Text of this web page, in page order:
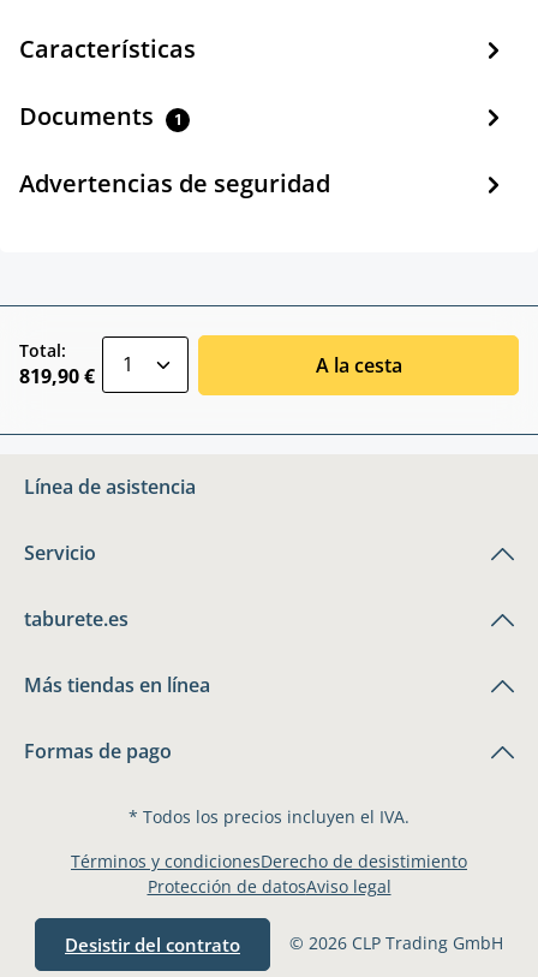
Características
Documents 1
Advertencias de seguridad
Total:
819,90 € A la cesta
Línea de asistencia
Servicio
taburete.es
Más tiendas en línea
Formas de pago
* Todos los precios incluyen el IVA.
Desistir del contrato © 2026 CLP Trading GmbH
Términos y condicionesDerecho de desistimiento
Protección de datosAviso legal